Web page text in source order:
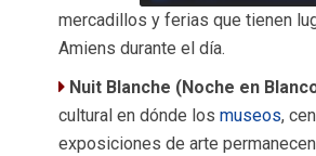
mercadillos y ferias que tienen
Amiens durante el día.
Nuit Blanche (Noche en
cultural en dónde los museos,
exposiciones de arte